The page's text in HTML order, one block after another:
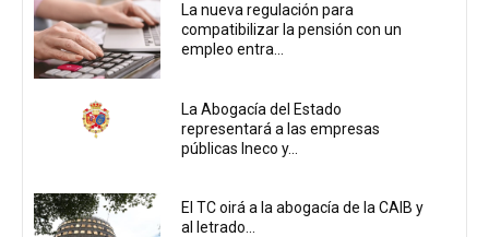
La nueva regulación para
compatibilizar la pensión con un
empleo entra...
La Abogacía del Estado
representará a las empresas
públicas Ineco y...
El TC oirá a la abogacía de la CAIB y
al letrado...